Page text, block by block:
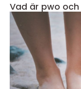
Vad är pwo